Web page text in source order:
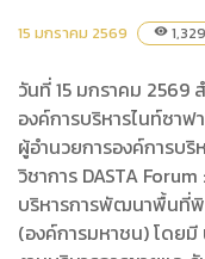
15 มกราคม 2569 visibility 1,329
วันที่ 15 มกราคม 2569
องค์การบริหารไนท์ซา
ผู้อำนวยการองค์การบริ
วิชาการ DASTA
บริหารการพัฒนาพื้นที่พิ
(องค์การมหาชน) โดย